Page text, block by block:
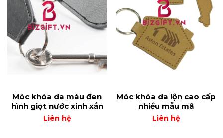
Móc khóa da màu đen
hình giọt nước xinh xắn
Liên hệ
Móc khóa da lộn cao cấp
nhiều mẫu mã
Liên hệ